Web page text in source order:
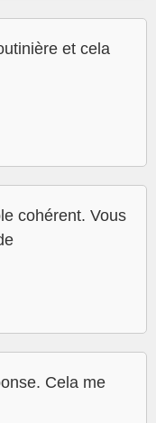
et cela
cohérent. Vous
Cela me